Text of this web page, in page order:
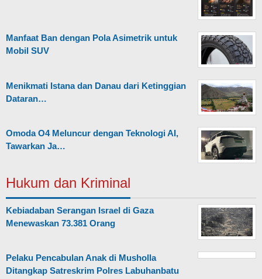
Manfaat Ban dengan Pola Asimetrik untuk
Mobil SUV
Menikmati Istana dan Danau dari Ketinggian
Dataran…
Omoda O4 Meluncur dengan Teknologi AI,
Tawarkan Ja…
Hukum dan Kriminal
Kebiadaban Serangan Israel di Gaza
Menewaskan 73.381 Orang
Pelaku Pencabulan Anak di Musholla
Ditangkap Satreskrim Polres Labuhanbatu